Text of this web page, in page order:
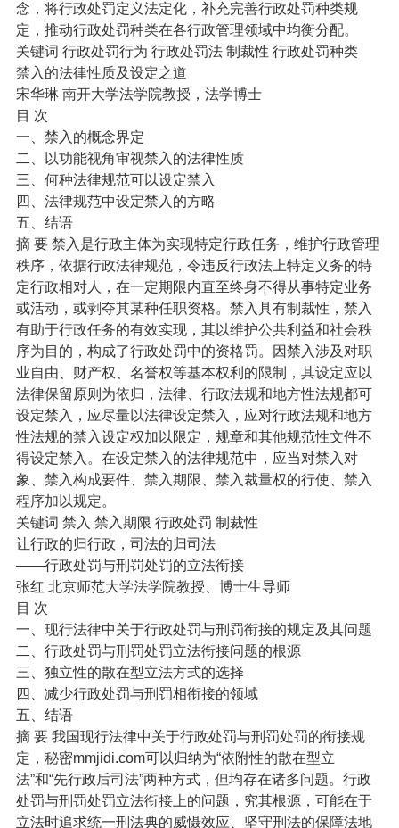
念，将行政处罚定义法定化，补充完善行政处罚种类规
定，推动行政处罚种类在各行政管理领域中均衡分配。
关键词 行政处罚行为 行政处罚法 制裁性 行政处罚种类
禁入的法律性质及设定之道
宋华琳 南开大学法学院教授，法学博士
目 次
一、禁入的概念界定
二、以功能视角审视禁入的法律性质
三、何种法律规范可以设定禁入
四、法律规范中设定禁入的方略
五、结语
摘 要 禁入是行政主体为实现特定行政任务，维护行政管理
秩序，依据行政法律规范，令违反行政法上特定义务的特
定行政相对人，在一定期限内直至终身不得从事特定业务
或活动，或剥夺其某种任职资格。禁入具有制裁性，禁入
有助于行政任务的有效实现，其以维护公共利益和社会秩
序为目的，构成了行政处罚中的资格罚。因禁入涉及对职
业自由、财产权、名誉权等基本权利的限制，其设定应以
法律保留原则为依归，法律、行政法规和地方性法规都可
设定禁入，应尽量以法律设定禁入，应对行政法规和地方
性法规的禁入设定权加以限定，规章和其他规范性文件不
得设定禁入。在设定禁入的法律规范中，应当对禁入对
象、禁入构成要件、禁入期限、禁入裁量权的行使、禁入
程序加以规定。
关键词 禁入 禁入期限 行政处罚 制裁性
让行政的归行政，司法的归司法
——行政处罚与刑罚处罚的立法衔接
张红 北京师范大学法学院教授、博士生导师
目 次
一、现行法律中关于行政处罚与刑罚衔接的规定及其问题
二、行政处罚与刑罚处罚立法衔接问题的根源
三、独立性的散在型立法方式的选择
四、减少行政处罚与刑罚相衔接的领域
五、结语
摘 要 我国现行法律中关于行政处罚与刑罚处罚的衔接规
定，秘密mmjidi.com可以归纳为“依附性的散在型立
法”和“先行政后司法”两种方式，但均存在诸多问题。行政
处罚与刑罚处罚立法衔接上的问题，究其根源，可能在于
立法时追求统一刑法典的威慑效应、坚守刑法的保障法地